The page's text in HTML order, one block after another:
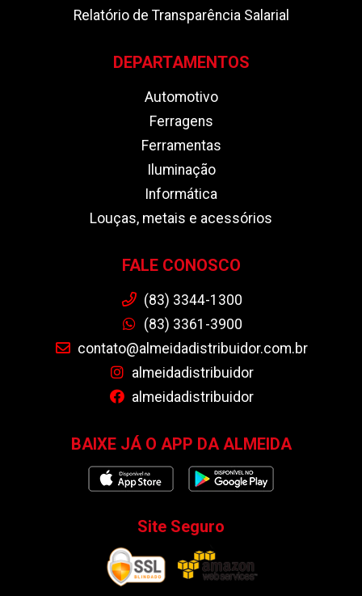
Relatório de Transparência Salarial
DEPARTAMENTOS
Automotivo
Ferragens
Ferramentas
Iluminação
Informática
Louças, metais e acessórios
FALE CONOSCO
(83) 3344-1300
(83) 3361-3900
contato@almeidadistribuidor.com.br
almeidadistribuidor
almeidadistribuidor
BAIXE JÁ O APP DA ALMEIDA
Site Seguro